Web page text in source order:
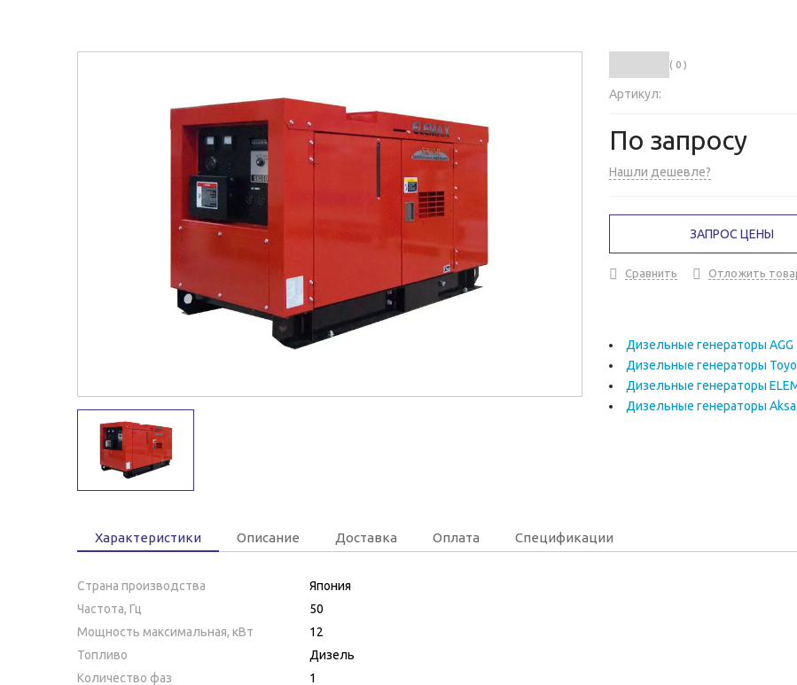
( 0 )
Артикул:
По запросу
Нашли дешевле?
ЗАПРОС ЦЕНЫ
Сравнить Отложить
Дизельные генераторы AGG
Дизельные генераторы Toyo
Дизельные генераторы
Дизельные генераторы Aksa
Характеристики Описание Доставка Оплата Спецификации
Страна производства
Япония
Частота, Гц
50
Мощность максимальная, кВт
12
Топливо
Дизель
Количество фаз
1